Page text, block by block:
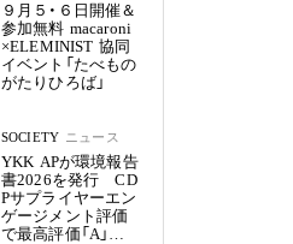
９月５・６日開催＆
参加無料 macaroni
×ELEMINIST 協同
イベント「たべもの
がたりひろば」
SOCIETY ニュース
YKK APが環境報告
書2026を発行 CD
Pサプライヤーエン
ゲージメント評価
で最高評価「A」を